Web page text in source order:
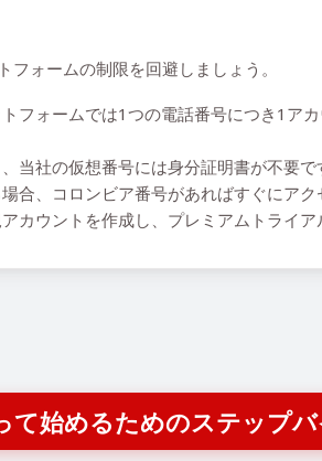
ォームの制限を回避しましょう。
フォームでは1つの電話番号につき1ア
当社の仮想番号には身分証明書が不要で
合、コロンビア番号があればすぐにアク
カウントを作成し、プレミアムトライア
て始めるためのステップ